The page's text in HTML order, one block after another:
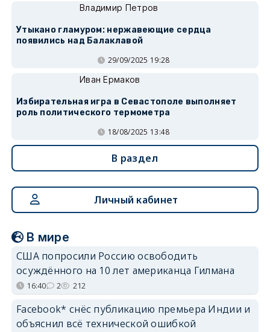
Владимир Петров
Утыкано гламуром: нержавеющие сердца
появились над Балаклавой
29/09/2025 19:28
Иван Ермаков
Избирательная игра в Севастополе выполняет
роль политического термометра
18/08/2025 13:48
В раздел
Личный кабинет
В мире
США попросили Россию освободить
осуждённого на 10 лет американца Гилмана
16:40 2 212
Facebook* снёс публикацию премьера Индии и
объяснил всё технической ошибкой